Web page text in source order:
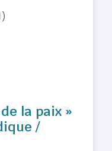
la paix »
/